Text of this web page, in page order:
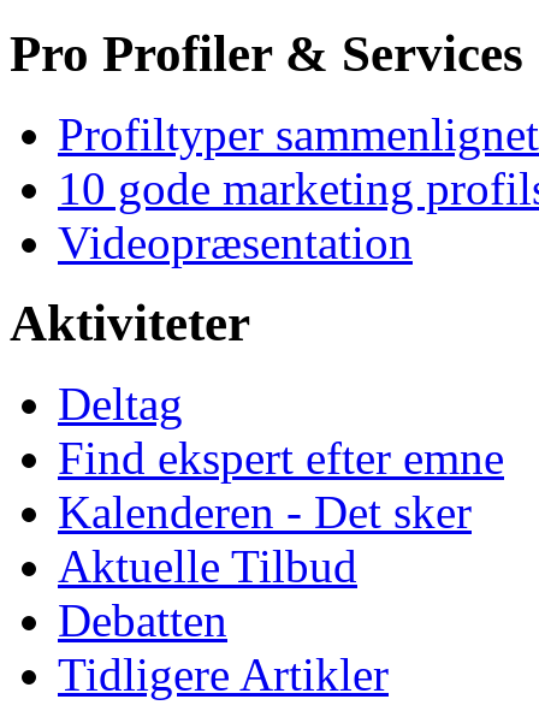
Pro Profiler & Services
Profiltyper sammenlignet
10 gode marketing
Videopræsentation
Aktiviteter
Deltag
Find ekspert efter emne
Kalenderen - Det sker
Aktuelle Tilbud
Debatten
Tidligere Artikler